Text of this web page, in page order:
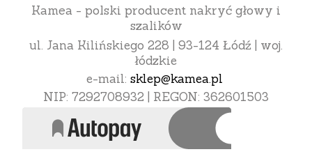
Kamea - polski producent nakryć głowy i
szalików
ul. Jana Kilińskiego 228 | 93-124 Łódź | woj.
łódzkie
e-mail: sklep@kamea.pl
NIP: 7292708932 | REGON: 362601503